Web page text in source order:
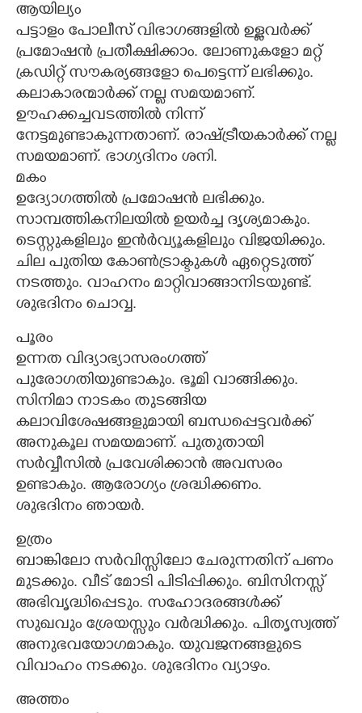
ആയില്യം
പട്ടാളം പോലീസ് വിഭാഗങ്ങളിൽ ഉള്ളവർക്ക്
പ്രമോഷൻ പ്രതീക്ഷിക്കാം. ലോണുകളോ മറ്റ്
ക്രഡിറ്റ് സൗകര്യങ്ങളോ പെട്ടെന്ന് ലഭിക്കും.
കലാകാരന്മാർക്ക് നല്ല സമയമാണ്.
ഊഹക്കച്ചവടത്തിൽ നിന്ന്
നേട്ടമുണ്ടാകുന്നതാണ്. രാഷ്ട്രീയകാർക്ക് നല്ല
സമയമാണ്. ഭാഗ്യദിനം ശനി.
മകം
ഉദ്യോഗത്തിൽ പ്രമോഷൻ ലഭിക്കും.
സാമ്പത്തികനിലയിൽ ഉയർച്ച ദൃശ്യമാകും.
ടെസ്റ്റുകളിലും ഇൻർവ്യൂകളിലും വിജയിക്കും.
ചില പുതിയ കോൺട്രാക്ടുകൾ ഏറ്റെടുത്ത്
നടത്തും. വാഹനം മാറ്റിവാങ്ങാനിടയുണ്ട്.
ശുഭദിനം ചൊവ്വ.
പൂരം
ഉന്നത വിദ്യാഭ്യാസരംഗത്ത്
പുരോഗതിയുണ്ടാകും. ഭൂമി വാങ്ങിക്കും.
സിനിമാ നാടകം തുടങ്ങിയ
കലാവിശേഷങ്ങളുമായി ബന്ധപ്പെട്ടവർക്ക്
അനുകൂല സമയമാണ്. പുതുതായി
സർവ്വീസിൽ പ്രവേശിക്കാൻ അവസരം
ഉണ്ടാകും. ആരോഗ്യം ശ്രദ്ധിക്കണം.
ശുഭദിനം ഞായർ.
ഉത്രം
ബാങ്കിലോ സർവിസ്സിലോ ചേരുന്നതിന് പണം
മുടക്കും. വീട് മോടി പിടിപ്പിക്കും. ബിസിനസ്സ്
അഭിവൃദ്ധിപ്പെടും. സഹോദരങ്ങൾക്ക്
സുഖവും ശ്രേയസ്സും വർദ്ധിക്കും. പിതൃസ്വത്ത്
അനുഭവയോഗമാകും. യുവജനങ്ങളുടെ
വിവാഹം നടക്കും. ശുഭദിനം വ്യാഴം.
അത്തം